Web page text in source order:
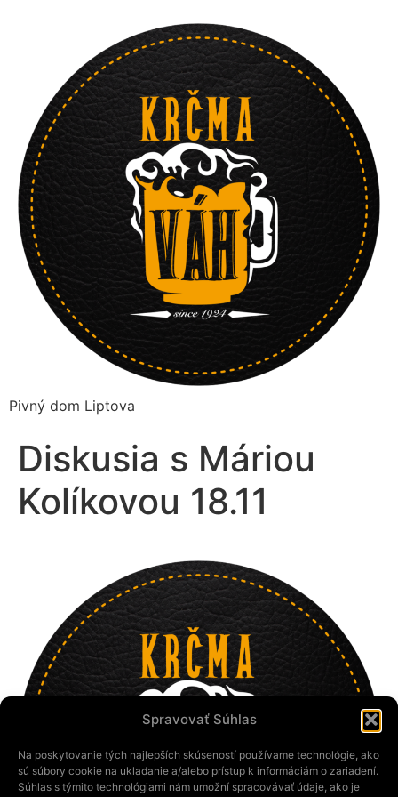
Spravovať Súhlas
Na poskytovanie tých najlepších skúseností používame technológie, ako
sú súbory cookie na ukladanie a/alebo prístup k informáciám o zariadení.
Súhlas s týmito technológiami nám umožní spracovávať údaje, ako je
Pivný dom Liptova
Diskusia s Máriou
Kolíkovou 18.11